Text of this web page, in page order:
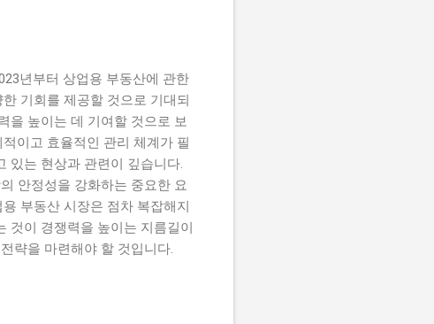
년부터 상업용 부동산에 관한
기회를 제공할 것으로 기대되
을 높이는 데 기여할 것으로 보
이고 효율적인 관리 체계가 필
있는 현상과 관련이 깊습니다.
안정성을 강화하는 중요한 요
부동산 시장은 점차 복잡해지
것이 경쟁력을 높이는 지름길이
략을 마련해야 할 것입니다.